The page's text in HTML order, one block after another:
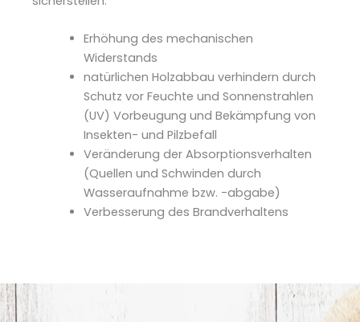
Erhöhung des mechanischen
Widerstands
natürlichen Holzabbau verhindern durch
Schutz vor Feuchte und Sonnenstrahlen
(UV) Vorbeugung und Bekämpfung von
Insekten- und Pilzbefall
Veränderung der Absorptionsverhalten
(Quellen und Schwinden durch
Wasseraufnahme bzw. -abgabe)
Verbesserung des Brandverhaltens